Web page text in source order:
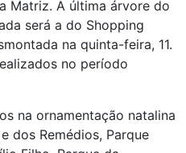
Matriz. A última árvore do
será a do Shopping
na quinta-feira, 11.
no período
na ornamentação natalina
dos Remédios, Parque